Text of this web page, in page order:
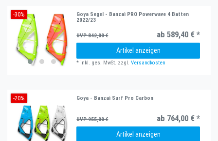
-30%
Goya Segel - Banzai PRO Powerwave 4 Batten
2022/23
UVP 842,00 € ab 589,40 € *
Artikel anzeigen
* inkl. ges. MwSt. zzgl.Versandkosten
-20% Goya - Banzai Surf Pro Carbon
UVP 955,00 € ab 764,00 € *
Artikel anzeigen